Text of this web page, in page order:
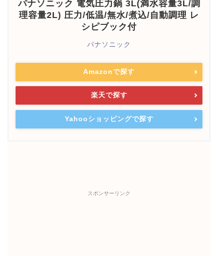
パナソニック 電気圧力鍋 3L(満水容量3L/調
理容量2L) 圧力/低温/無水/煮込/自動調理 レ
シピブック付
パナソニック
Amazonで探す
楽天で探す
Yahooショッピングで探す
スポンサーリンク